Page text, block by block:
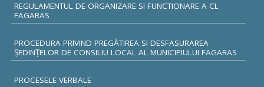
REGULAMENTUL DE ORGANIZARE SI FUNCTIONARE A CL
FAGARAS
PROCEDURA PRIVIND PREGĂTIREA SI DESFASURAREA
ȘEDINȚELOR DE CONSILIU LOCAL AL MUNICIPIULUI FAGARAS
PROCESELE VERBALE